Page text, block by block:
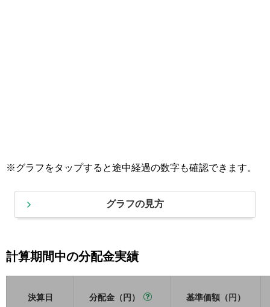
※グラフをタップすると途中経過の数字も確認できます。
グラフの見方
計算期間中の分配金実績
決算日 分配金（円） 基準価額（円）